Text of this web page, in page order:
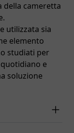
della cameretta
utilizzata sia
elemento
studiati per
e
soluzione